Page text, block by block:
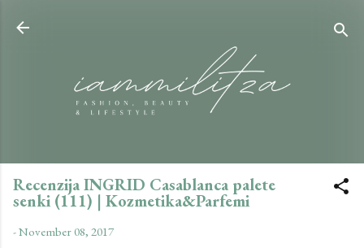
Recenzija INGRID Casablanca palete
senki (111) | Kozmetika&Parfemi
-November 08, 2017